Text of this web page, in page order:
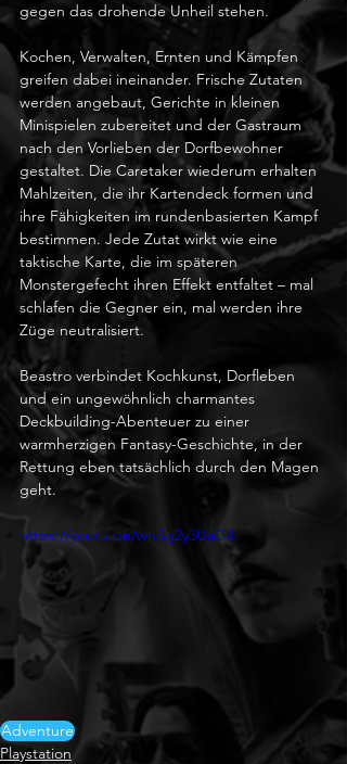
gegen das drohende Unheil stehen.
Kochen, Verwalten, Ernten und Kämpfen
greifen dabei ineinander. Frische Zutaten
werden angebaut, Gerichte in kleinen
Minispielen zubereitet und der Gastraum
nach den Vorlieben der Dorfbewohner
gestaltet. Die Caretaker wiederum erhalten
Mahlzeiten, die ihr Kartendeck formen und
ihre Fähigkeiten im rundenbasierten Kampf
bestimmen. Jede Zutat wirkt wie eine
taktische Karte, die im späteren
Monstergefecht ihren Effekt entfaltet – mal
schlafen die Gegner ein, mal werden ihre
Züge neutralisiert.
Beastro verbindet Kochkunst, Dorfleben
und ein ungewöhnlich charmantes
Deckbuilding-Abenteuer zu einer
warmherzigen Fantasy-Geschichte, in der
Rettung eben tatsächlich durch den Magen
geht.
https://youtu.be/whSg2y3UaG4
Adventure
Playstation